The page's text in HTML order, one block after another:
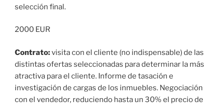
selección final.
2000 EUR
Contrato:visita con el cliente (no indispensable) de las
distintas ofertas seleccionadas para determinar la más
atractiva para el cliente. Informe de tasación e
investigación de cargas de los inmuebles. Negociación
con el vendedor, reduciendo hasta un 30% el precio de